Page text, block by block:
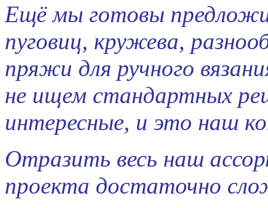
Ещё мы готовы
пуговиц, кружева,
пряжи для ручного
не ищем стандартных
интересные, и это наш
Отразить весь наш
проекта достаточно